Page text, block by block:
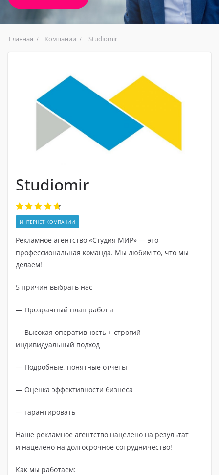
Главная Компании Studiomir
Studiomir
ИНТЕРНЕТ КОМПАНИИ
Рекламное агентство «Студия МИР» — это
профессиональная команда. Мы любим то, что мы
делаем!
5 причин выбрать нас
— Прозрачный план работы
— Высокая оперативность + строгий
индивидуальный подход
— Подробные, понятные отчеты
— Оценка эффективности бизнеса
— гарантировать
Наше рекламное агентство нацелено на результат
и нацелено на долгосрочное сотрудничество!
Как мы работаем: